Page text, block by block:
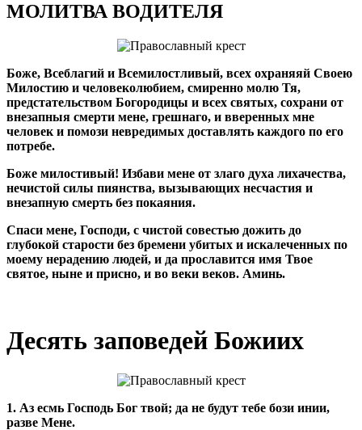
МОЛИТВА ВОДИТЕЛЯ
Боже, Всеблагий и Всемилостливый, всех охраняяй Своею
Милостию и человеколюбием, смиренно молю Тя,
предстательством Богородицы и всех святых, сохрани от
внезапныя смерти мене, грешнаго, и вверенных мне
человек и помози невредимых доставлять каждого по его
потребе.
Боже милостивый! Избави мене от злаго духа лихачества,
нечистой силы пиянства, вызывающих несчастия и
внезапную смерть без покаяния.
Спаси мене, Господи, с чистой совестью дожить до
глубокой старости без бремени убитых и искалеченных по
моему нерадению людей, и да прославится имя Твое
святое, ныне и присно, и во веки веков. Аминь.
Десять заповедей Божиих
1. Аз есмь Господь Бог твой; да не будут те­бе бози инии,
разве Мене.